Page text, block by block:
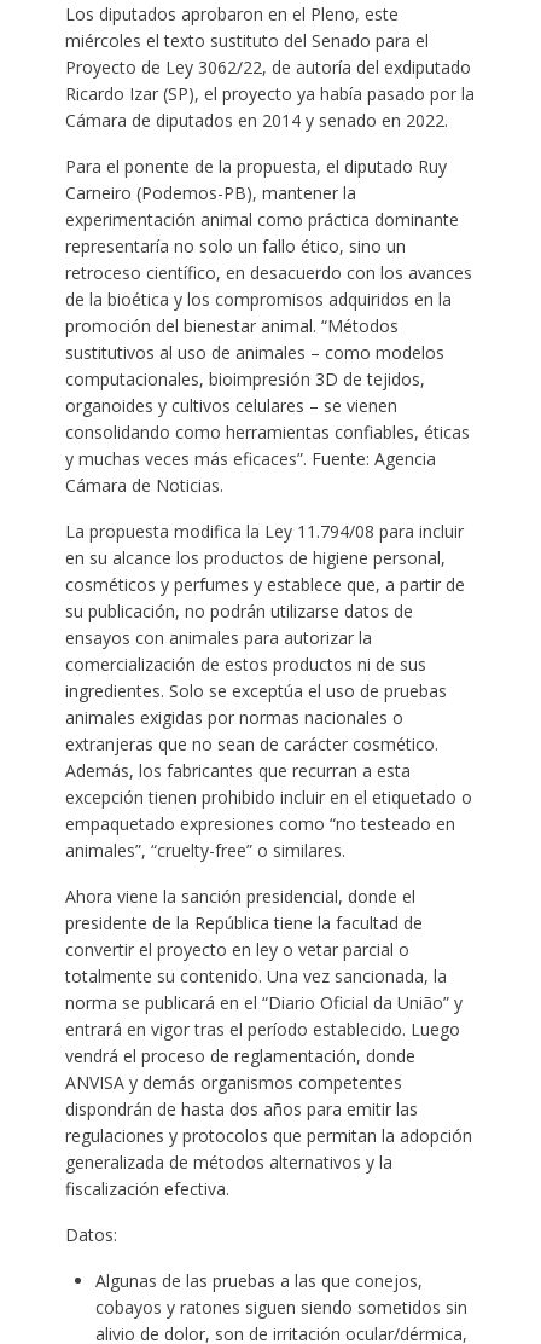
Los diputados aprobaron en el Pleno, este
miércoles el texto sustituto del Senado para el
Proyecto de Ley 3062/22, de autoría del exdiputado
Ricardo Izar (SP), el proyecto ya había pasado por la
Cámara de diputados en 2014 y senado en 2022.
Para el ponente de la propuesta, el diputado Ruy
Carneiro (Podemos-PB), mantener la
experimentación animal como práctica dominante
representaría no solo un fallo ético, sino un
retroceso científico, en desacuerdo con los avances
de la bioética y los compromisos adquiridos en la
promoción del bienestar animal. “Métodos
sustitutivos al uso de animales – como modelos
computacionales, bioimpresión 3D de tejidos,
organoides y cultivos celulares – se vienen
consolidando como herramientas confiables, éticas
y muchas veces más eficaces”. Fuente: Agencia
Cámara de Noticias.
La propuesta modifica la Ley 11.794/08 para incluir
en su alcance los productos de higiene personal,
cosméticos y perfumes y establece que, a partir de
su publicación, no podrán utilizarse datos de
ensayos con animales para autorizar la
comercialización de estos productos ni de sus
ingredientes. Solo se exceptúa el uso de pruebas
animales exigidas por normas nacionales o
extranjeras que no sean de carácter cosmético.
Además, los fabricantes que recurran a esta
excepción tienen prohibido incluir en el etiquetado o
empaquetado expresiones como “no testeado en
animales”, “cruelty-free” o similares.
Ahora viene la sanción presidencial, donde el
presidente de la República tiene la facultad de
convertir el proyecto en ley o vetar parcial o
totalmente su contenido. Una vez sancionada, la
norma se publicará en el “Diario Oficial da União” y
entrará en vigor tras el período establecido. Luego
vendrá el proceso de reglamentación, donde
ANVISA y demás organismos competentes
dispondrán de hasta dos años para emitir las
regulaciones y protocolos que permitan la adopción
generalizada de métodos alternativos y la
fiscalización efectiva.
Datos:
Algunas de las pruebas a las que conejos,
cobayos y ratones siguen siendo sometidos sin
alivio de dolor, son de irritación ocular/dérmica,